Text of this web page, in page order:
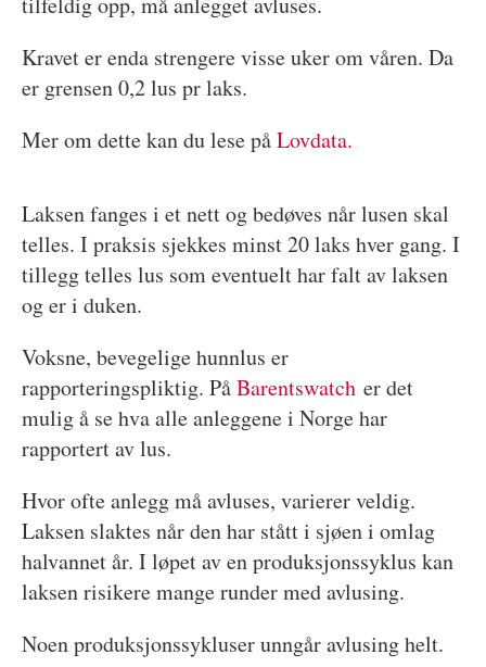
Kravet er enda strengere visse uker om våren. Da
er grensen 0,2 lus pr laks.
Mer om dette kan du lese påLovdata.
Laksen fanges i et nett og bedøves når lusen skal
telles. I praksis sjekkes minst 20 laks hver gang. I
tillegg telles lus som eventuelt har falt av laksen
og er i duken.
Voksne, bevegelige hunnlus er
rapporteringspliktig. PåBarentswatcher det
mulig å se hva alle anleggene i Norge har
rapportert av lus.
Hvor ofte anlegg må avluses, varierer veldig.
Laksen slaktes når den har stått i sjøen i omlag
halvannet år. I løpet av en produksjonssyklus kan
laksen risikere mange runder med avlusing.
Noen produksjonssykluser unngår avlusing helt.